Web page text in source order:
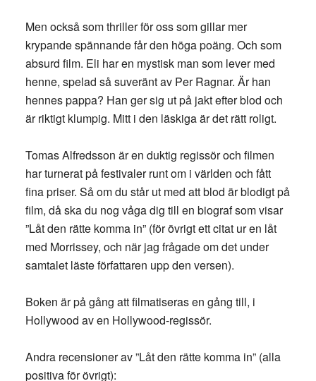
Men också som thriller för oss som gillar mer
krypande spännande får den höga poäng. Och som
absurd film. Eli har en mystisk man som lever med
henne, spelad så suveränt av Per Ragnar. Är han
hennes pappa? Han ger sig ut på jakt efter blod och
är riktigt klumpig. Mitt i den läskiga är det rätt roligt.
Tomas Alfredsson är en duktig regissör och filmen
har turnerat på festivaler runt om i världen och fått
fina priser. Så om du står ut med att blod är blodigt på
film, då ska du nog våga dig till en biograf som visar
”Låt den rätte komma in” (för övrigt ett citat ur en låt
med Morrissey, och när jag frågade om det under
samtalet läste författaren upp den versen).
Boken är på gång att filmatiseras en gång till, i
Hollywood av en Hollywood-regissör.
Andra recensioner av ”Låt den rätte komma in” (alla
positiva för övrigt):